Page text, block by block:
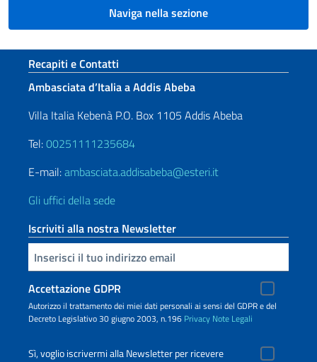
Naviga nella sezione
Sezione footer
Recapiti e Contatti
Ambasciata d’Italia a Addis Abeba
Villa Italia Kebenà P.O. Box 1105 Addis Abeba
Tel:00251111235684
E-mail:ambasciata.addisabeba@esteri.it
Gli uffici della sede
Iscriviti alla nostra Newsletter
Inserisci la tua email
Accettazione GDPR
Autorizzo il trattamento dei miei dati personali ai sensi del GDPR e del
Decreto Legislativo 30 giugno 2003, n.196 Privacy Note Legali
Sì, voglio iscrivermi alla Newsletter per ricevere